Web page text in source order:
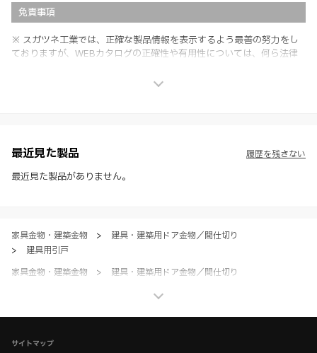
免責事項
※ スガツネ工業では、正確な製品情報を表示するよう最善の努力をし
ておりますが、WEBカタログの正確性や有用性については、何ら法律
社製品の使用ご検討、又は販売促進目的の利用に限ります。
※ 本WEBサイト製品情報のご利用にあたっては、WEBサイト利用規
約、プライバシーポリシー、製品情報ガイドをご確認いただき、内容の
最近見た製品
最近見た製品がありません。
履歴を残さない
家具金物・建築金物 >
建具・建築用ドア金物／間仕切り
>
建具用引戸
家具金物・建築金物
>
建具・建築用ドア金物／間仕切り
家具金物・建築金物
サイトマップ